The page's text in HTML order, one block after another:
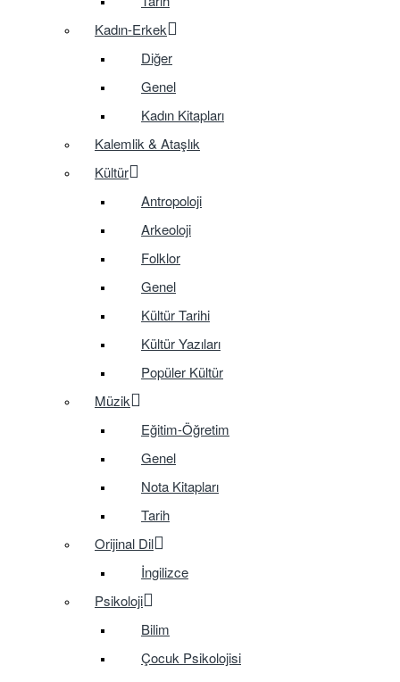
Kadın-Erkek
Diğer
Genel
Kadın Kitapları
Kalemlik & Ataşlık
Kültür
Antropoloji
Arkeoloji
Folklor
Genel
Kültür Tarihi
Kültür Yazıları
Popüler Kültür
Müzik
Eğitim-Öğretim
Genel
Nota Kitapları
Tarih
Orijinal Dil
İngilizce
Psikoloji
Bilim
Çocuk Psikolojisi